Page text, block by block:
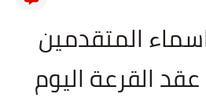
المتقدمين
القرعة اليوم